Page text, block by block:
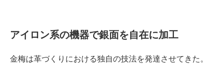
アイロン系の機器で銀面を自在に加工
金梅は革づくりにおける独自の技法を発達させてきた。